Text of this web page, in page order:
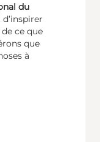
du
ce que
que
à